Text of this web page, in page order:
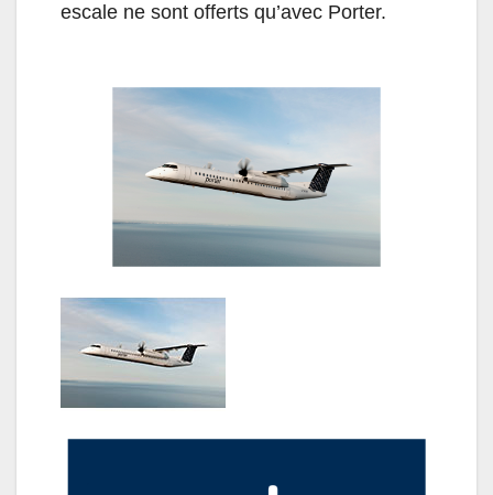
escale ne sont offerts qu’avec Porter.